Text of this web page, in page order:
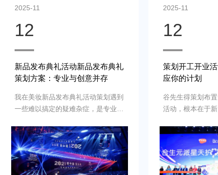
2025-11
12
新品发布典礼活动新品发布典礼
策划方案：专业与创意并存
我在美妆新品发布典礼活动策划遇到
一些难以搞定的疑难杂症，是专业新
助我完成，而且也是设计构想有创
意，重点考虑设计安排，整个美妆新
品发布典礼活动策划完美对应，下次
有需要还会选择乐野策划。
2025-11
12
策划开工开业
应你的计划
谷先生得策划布
活动，根本在于
并营造良好的品
到：增加曝光度
体，提高知名度
销售。可是鉴于